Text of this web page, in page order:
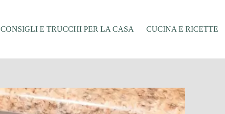
CONSIGLI E TRUCCHI PER LA CASA CUCINA E RICETTE